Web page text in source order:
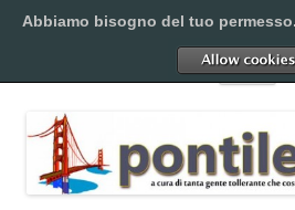
al
Pontilex
Menu
Abbiamo bisogno del tuo permesso.